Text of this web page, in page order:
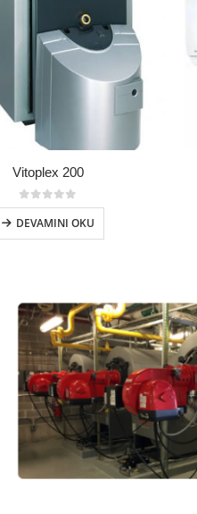
Vitoplex 200
05 üzerinden
DEVAMINI OKU